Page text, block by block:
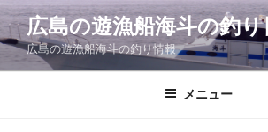
コ
ン
ン
広島の遊漁船海斗の釣り
広島の遊漁船海斗の釣り情報
メニュー